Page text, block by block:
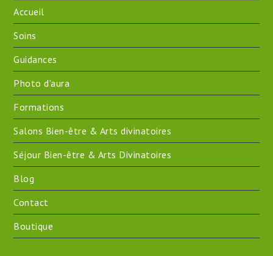
Accueil
Soins
Guidances
Photo d’aura
Formations
Salons Bien-être & Arts divinatoires
Séjour Bien-être & Arts Divinatoires
Blog
Contact
Boutique